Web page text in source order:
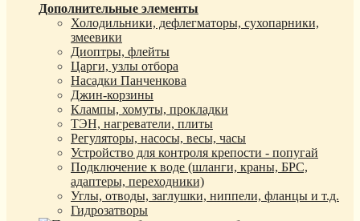
Дополнительные элементы
Холодильники, дефлегматоры, сухопарники,
змеевики
Диоптры, флейты
Царги, узлы отбора
Насадки Панченкова
Джин-корзины
Клампы, хомуты, прокладки
ТЭН, нагреватели, плиты
Регуляторы, насосы, весы, часы
Устройство для контроля крепости - попугай
Подключение к воде (шланги, краны, БРС,
адаптеры, переходники)
Углы, отводы, заглушки, ниппели, фланцы и т.д.
Гидрозатворы